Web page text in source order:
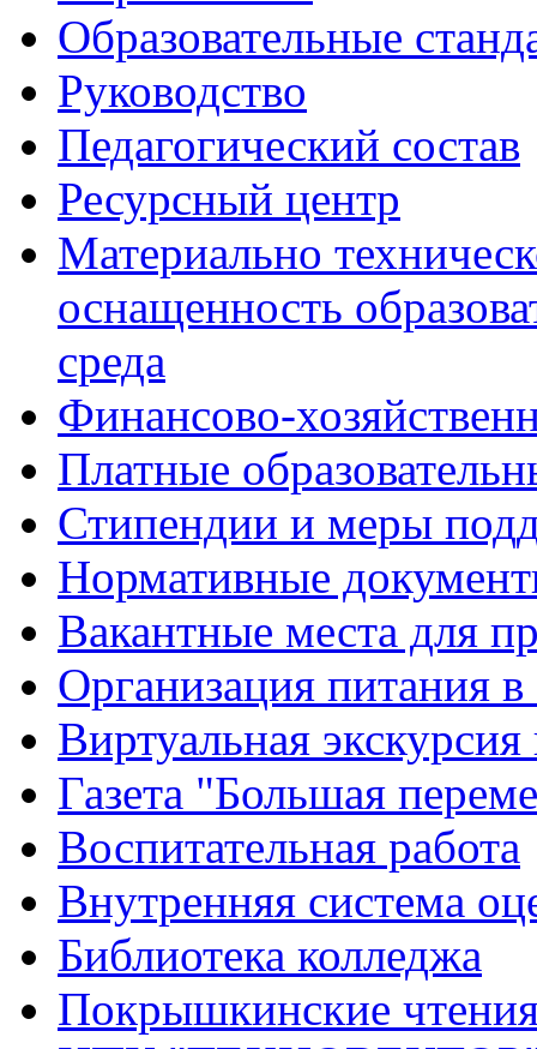
Образовательные
Руководство
Педагогический состав
Ресурсный центр
Материально
оснащенность
среда
Финансово-
Платные
Стипендии и меры
Нормативные
Вакантные места для
Организация питания в
Виртуальная
Газета "Большая
Воспитательная работа
Внутренняя система
Библиотека колледжа
Покрышкинские